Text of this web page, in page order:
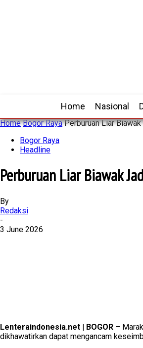
Home Nasional
Home Bogor Raya Perburuan Liar
Bogor Raya
Headline
Perburuan Liar Biawak
By
Redaksi
-
3 June 2026
Lenteraindonesia.net | BOGOR –
dikhawatirkan dapat mengancam